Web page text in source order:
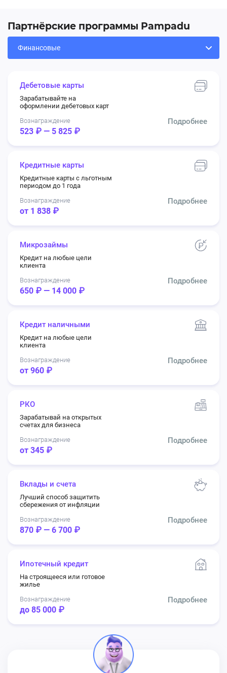
Партнёрские программы Pampadu
Дебетовые карты
Зарабатывайте на
оформлении дебетовых карт
Вознаграждение
523 ₽ — 5 825 ₽
Подробнее
Кредитные карты
Кредитные карты с льготным
периодом до 1 года
Вознаграждение
от 1 838 ₽
Подробнее
Микрозаймы
Кредит на любые цели
клиента
Вознаграждение
650 ₽ — 14 000 ₽
Подробнее
Кредит наличными
Кредит на любые цели
клиента
Вознаграждение
от 960 ₽
Подробнее
РКО
Зарабатывай на открытых
счетах для бизнеса
Вознаграждение
от 345 ₽
Подробнее
Вклады и счета
Лучший способ защитить
сбережения от инфляции
Вознаграждение
870 ₽ — 6 700 ₽
Подробнее
Ипотечный кредит
На строящееся или готовое
жилье
Вознаграждение
до 85 000 ₽
Подробнее